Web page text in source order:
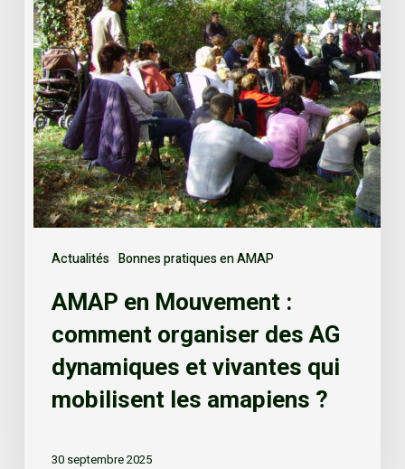
Actualités Bonnes pratiques en AMAP
AMAP en Mouvement :
comment organiser des AG
dynamiques et vivantes qui
mobilisent les amapiens ?
30 septembre 2025